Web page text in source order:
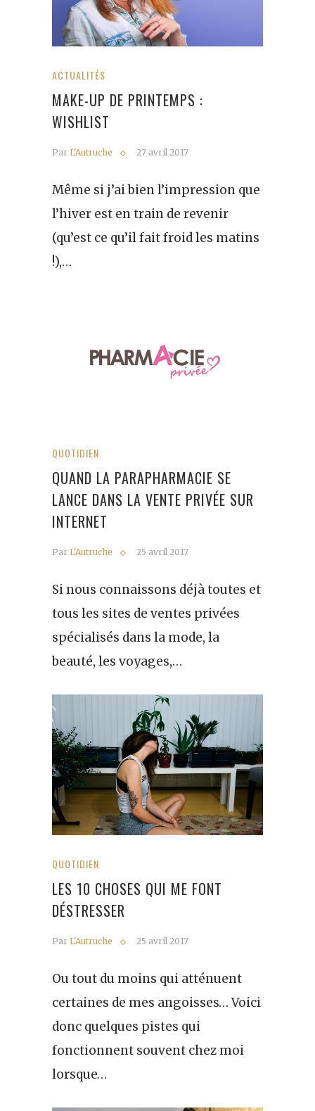
ACTUALITÉS
MAKE-UP DE PRINTEMPS :
WISHLIST
Par L'Autruche 27 avril 2017
Même si j’ai bien l’impression que
l’hiver est en train de revenir
(qu’est ce qu’il fait froid les matins
!),…
QUOTIDIEN
QUAND LA PARAPHARMACIE SE
LANCE DANS LA VENTE PRIVÉE SUR
INTERNET
Par L'Autruche 25 avril 2017
Si nous connaissons déjà toutes et
tous les sites de ventes privées
spécialisés dans la mode, la
beauté, les voyages,…
QUOTIDIEN
LES 10 CHOSES QUI ME FONT
DÉSTRESSER
Par L'Autruche 25 avril 2017
Ou tout du moins qui atténuent
certaines de mes angoisses… Voici
donc quelques pistes qui
fonctionnent souvent chez moi
lorsque…